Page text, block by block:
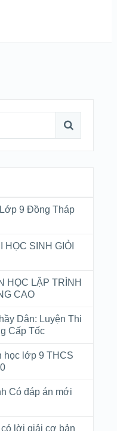
9 Đồng Tháp
HỌC SINH GIỎI
HỌC LẬP TRÌNH
CAO
Dân: Luyện Thi
Cấp Tốc
học lớp 9 THCS
Có đáp án mới
lời giải cơ bản